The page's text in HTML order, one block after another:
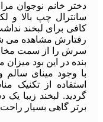
دختر خانم نوجوان
سانترال چپ بالا و
کافی برای لبخند
رفتارش مشاهده می
سرش را از سمت
بنده در این بود
با وجود مینای سالم
استفاده از تکنیک
گردید. لبخند زیبا
برتر گاهی بسیار